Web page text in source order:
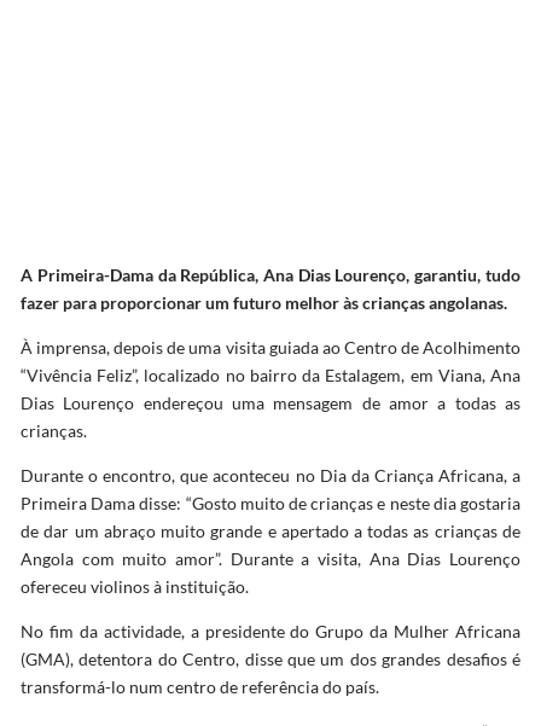
A Primeira-Dama da República, Ana Dias Lourenço, garantiu, tudo
fazer para proporcionar um futuro melhor às crianças angolanas.
À imprensa, depois de uma visita guiada ao Centro de Acolhimento
“Vivência Feliz”, localizado no bairro da Estalagem, em Viana, Ana
Dias Lourenço endereçou uma mensagem de amor a todas as
crianças.
Durante o encontro, que aconteceu no Dia da Criança Africana, a
Primeira Dama disse: “Gosto muito de crianças e neste dia gostaria
de dar um abraço muito grande e apertado a todas as crianças de
Angola com muito amor”. Durante a visita, Ana Dias Lourenço
ofereceu violinos à instituição.
No fim da actividade, a presidente do Grupo da Mulher Africana
(GMA), detentora do Centro, disse que um dos grandes desafios é
transformá-lo num centro de referência do país.